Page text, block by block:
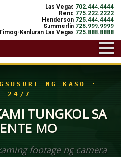
Las Vegas 702.444.4444
Reno 775.222.2222
Henderson 725.444.4444
Summerlin 725.999.9999
Kanluran Las Vegas 725.888.8888
NG KASO ·
24/7
TUNGKOL SA
MO
footage ng camera